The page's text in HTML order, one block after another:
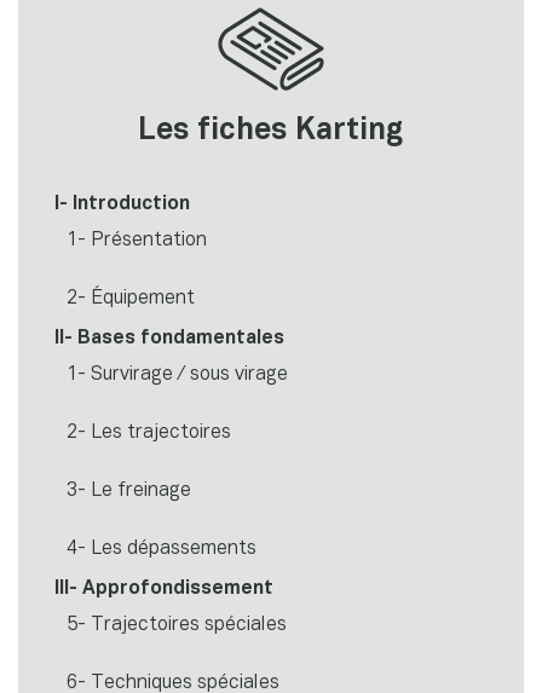
Les fiches Karting
I- Introduction
1- Présentation
2- Équipement
II- Bases fondamentales
1- Survirage / sous virage
2- Les trajectoires
3- Le freinage
4- Les dépassements
III- Approfondissement
5- Trajectoires spéciales
6- Techniques spéciales